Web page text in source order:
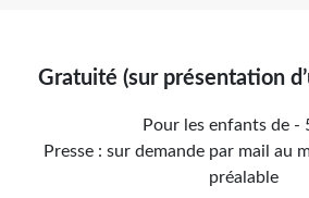
Gratuité (sur présentation
Pour les enfants de -
Presse : sur demande par mail au
préalable